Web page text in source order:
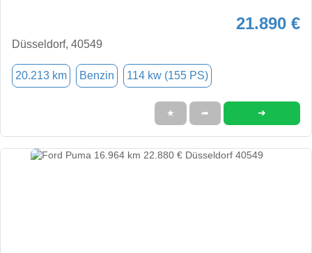
21.890 €
Düsseldorf, 40549
20.213 km Benzin 114 kw (155 PS)
★ ➦ ➜